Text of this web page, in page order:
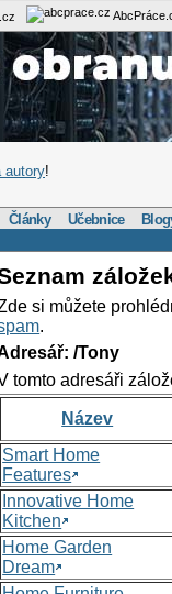
autory!
Články Učebnice
si můžete
.
/Tony
tomto adresáři
Název
Smart Home
Features
Innovative Home
Kitchen
Home Garden
Dream